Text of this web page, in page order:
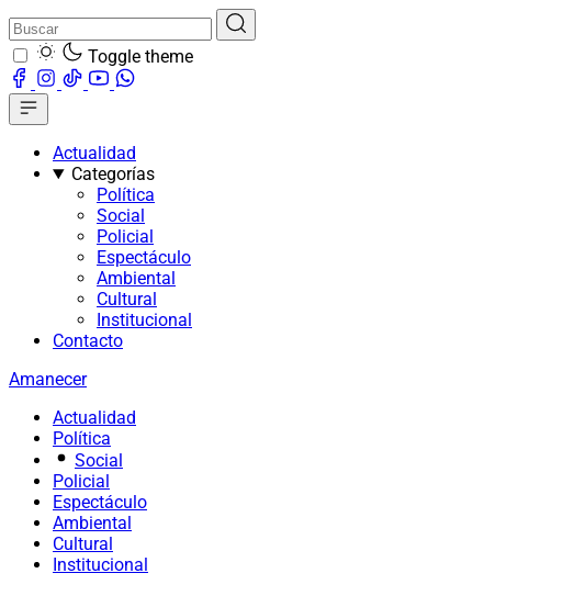
Toggle theme
Actualidad
Categorías
Política
Social
Policial
Espectáculo
Ambiental
Cultural
Institucional
Contacto
Amanecer
Actualidad
Política
Social
Policial
Espectáculo
Ambiental
Cultural
Institucional